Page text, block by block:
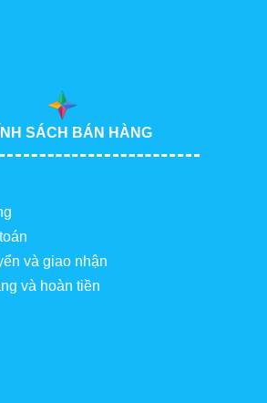
SÁCH BÁN HÀNG
và giao nhận
và hoàn tiền